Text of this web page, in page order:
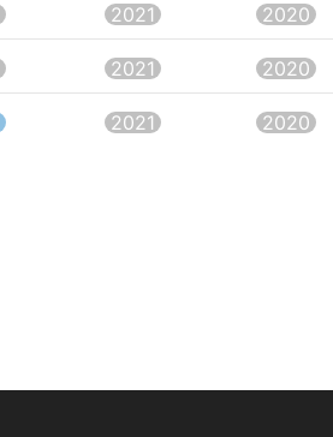
2021 2020
2021 2020
2021 2020